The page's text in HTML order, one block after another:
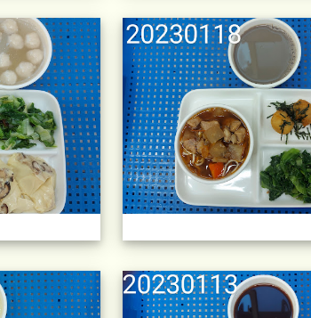
午餐擺盤 (上課日更新-111學年度)
午餐擺盤 (上課日更新-111學年度)